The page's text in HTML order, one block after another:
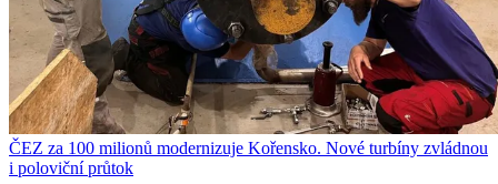
ČEZ za 100 milionů modernizuje Kořensko. Nové turbíny zvládnou
i poloviční průtok